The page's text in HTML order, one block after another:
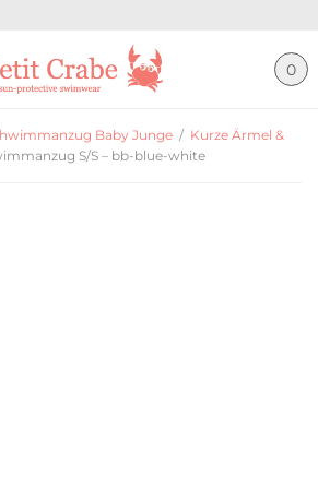
0
Baby Junge / Kurze Ärmel &
S/S – bb-blue-white